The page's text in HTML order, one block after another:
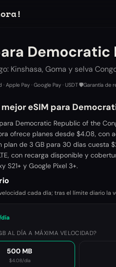
Kinshasa, Goma y selva
Apple Pay · Google Pay · USDT🛡️Garantía de
eSIM para
Democratic Republic of the
ofrece planes desde $4.08, con
plan de 3 GB para 30 días cuesta
con recarga disponible y
S21+ y Google Pixel 3+.
cada día; tras el límite diario la
AL DÍA A MÁXIMA VELOCIDAD?
500 MB
$4.08/día